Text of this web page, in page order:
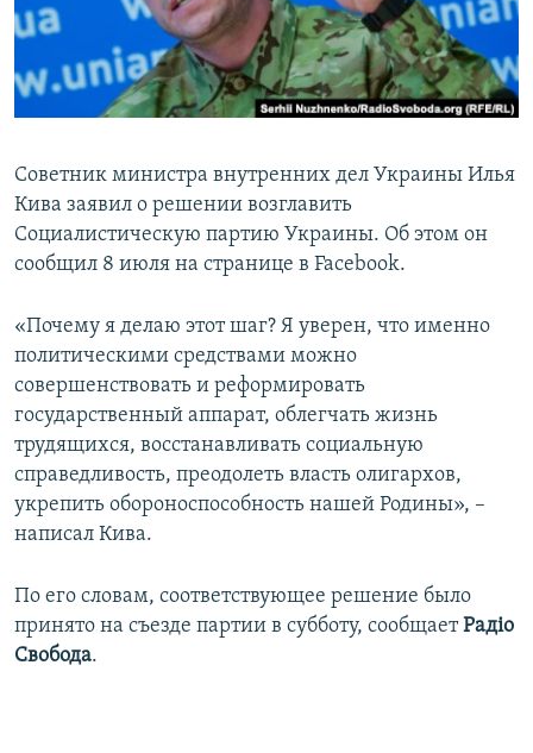
ПОБЕДИТЕЛЕЙ НЕ СУДЯТ?
КРЫМ.НЕПОКОРЕННЫЙ
ПРИСОЕДИНЯЙТЕСЬ!
Все сайты RFE/RL
Советник министра внутренних дел Украины Илья
Кива заявил о решении возглавить
Социалистическую партию Украины. Об этом он
сообщил 8 июля на странице в Facebook.
«Почему я делаю этот шаг? Я уверен, что именно
политическими средствами можно
совершенствовать и реформировать
государственный аппарат, облегчать жизнь
трудящихся, восстанавливать социальную
справедливость, преодолеть власть олигархов,
укрепить обороноспособность нашей Родины», –
написал Кива.
По его словам, соответствующее решение было
принято на съезде партии в субботу, сообщаетРадiо
Свобода.